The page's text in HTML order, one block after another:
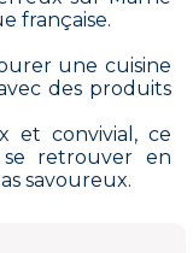
française.
une cuisine
des produits
et convivial, ce
retrouver en
savoureux.